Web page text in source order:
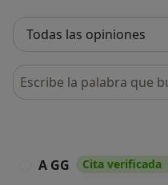
Busca en opiniones
A GG Cita verificada